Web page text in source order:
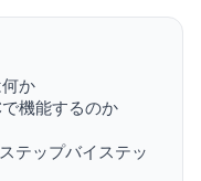
か
機能するのか
テップバイステッ